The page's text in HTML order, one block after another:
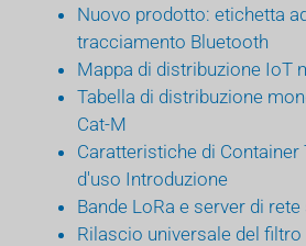
Nuovo prodotto: etichetta
tracciamento Bluetooth
Mappa di distribuzione IoT
Tabella di distribuzione
Cat-M
Caratteristiche di Container
d'uso Introduzione
Bande LoRa e server di
Rilascio universale del filtro